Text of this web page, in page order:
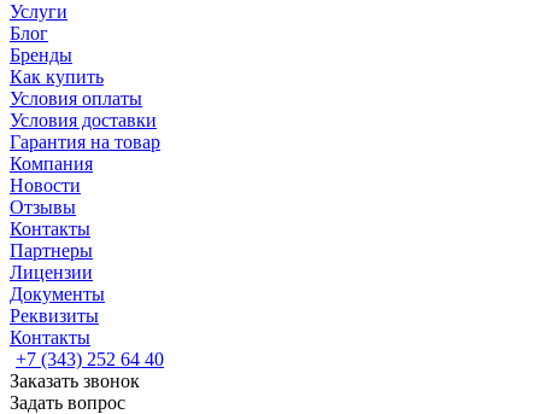
Услуги
Блог
Бренды
Как купить
Условия оплаты
Условия доставки
Гарантия на товар
Компания
Новости
Отзывы
Контакты
Партнеры
Лицензии
Документы
Реквизиты
Контакты
+7 (343) 252 64 40
Заказать звонок
Задать вопрос